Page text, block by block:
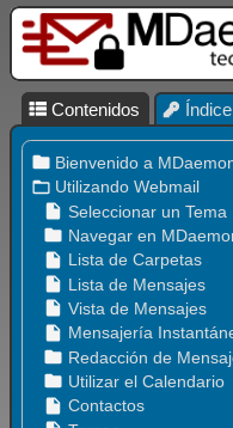
Contenidos Índice